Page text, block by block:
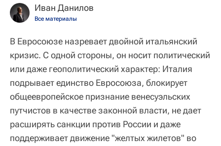
Иван Данилов
Все материалы
В Евросоюзе назревает двойной итальянский
кризис. С одной стороны, он носит политический
или даже геополитический характер: Италия
подрывает единство Евросоюза, блокирует
общеевропейское признание венесуэльских
путчистов в качестве законной власти, не дает
расширять санкции против России и даже
поддерживает движение "желтых жилетов" во